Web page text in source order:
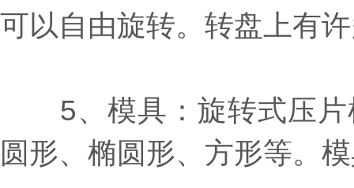
可以自由旋转。转盘上有
5、模具：旋转式压片
圆形、椭圆形、方形等。